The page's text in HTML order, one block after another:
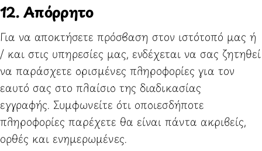
12. Απόρρητο
Για να αποκτήσετε πρόσβαση στον ιστότοπό μας ή
/ και στις υπηρεσίες μας, ενδέχεται να σας ζητηθεί
να παράσχετε ορισμένες πληροφορίες για τον
εαυτό σας στο πλαίσιο της διαδικασίας
εγγραφής. Συμφωνείτε ότι οποιεσδήποτε
πληροφορίες παρέχετε θα είναι πάντα ακριβείς,
ορθές και ενημερωμένες.